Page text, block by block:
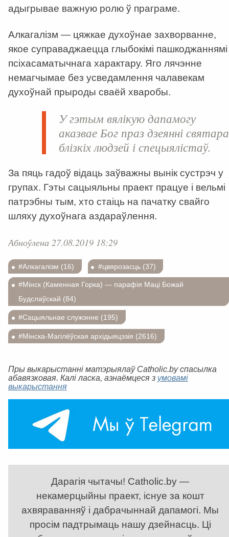
адыгрывае важную ролю ў праграме.
Алкагалізм — цяжкае духоўнае захворванне,
якое суправаджаецца глыбокімі пашкоджаннямі
псіхасаматычнага характару. Яго лячэнне
немагчымае без усведамлення чалавекам
духоўнай прыроды сваёй хваробы.
У гэтым вялікую дапамогу
аказвае Бог праз дзеянні
блізкіх людзей і спецыялістаў.
За пяць гадоў відаць заўважны вынік сустрэч у
групах. Гэты сацыяльны праект працуе і вельмі
патрэбны тым, хто стаіць на пачатку свайго
шляху духоўнага аздараўлення.
Абноўлена 27.08.2019 18:29
#Алкагалізм (16) #цвярозасць (37)
#Мінск (Каменная Горка) — парафія Маці Божай
Будслаўскай (84)
#Сацыяльнае служэнне (195)
#Мінска-Магілёўская архідыяцэзія (2616)
Пры выкарыстанні матэрыялаў Catholic.by спасылка
абавязковая. Калі ласка, азнаёмцеся з умовамі
выкарыстання
Дарагія чытачы! Catholic.by —
некамерцыйны праект, існуе за кошт
ахвяраванняў і дабрачыннай дапамогі. Мы
просім падтрымаць нашу дзейнасць. Ці